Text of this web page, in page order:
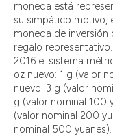
moneda está
su simpático motivo,
moneda de
regalo
2016 el sistema
oz nuevo: 1 g (valor
nuevo: 3 g (valor
g (valor nominal 100
(valor nominal 200
nominal 500